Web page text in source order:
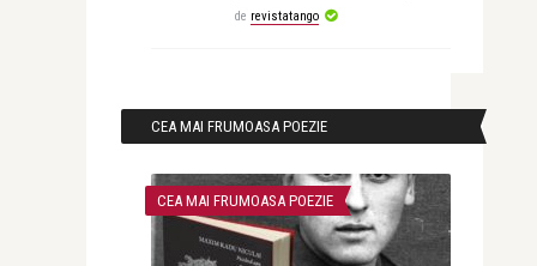
de revistatango
CEA MAI FRUMOASA POEZIE
CEA MAI FRUMOASA POEZIE